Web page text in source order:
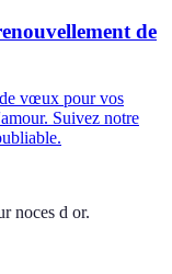
de
vœux pour vos
Suivez notre
noces d or.